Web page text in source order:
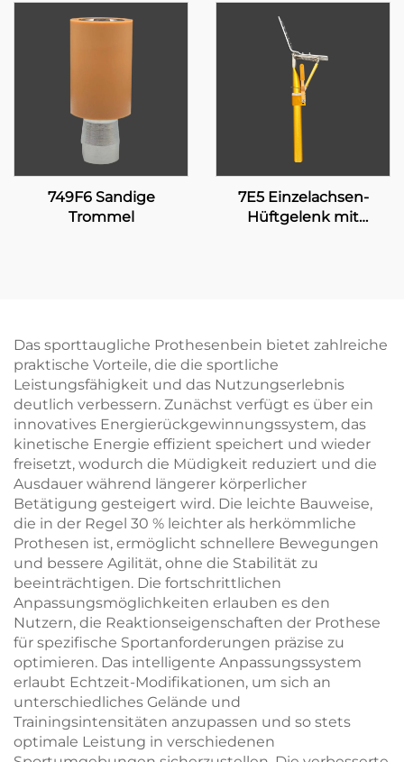
749F6 Sandige
Trommel
7E5 Einzelachsen-
Hüftgelenk mit
Das sporttaugliche Prothesenbein bietet zahlreiche
praktische Vorteile, die die sportliche
Leistungsfähigkeit und das Nutzungserlebnis
deutlich verbessern. Zunächst verfügt es über ein
innovatives Energierückgewinnungssystem, das
kinetische Energie effizient speichert und wieder
freisetzt, wodurch die Müdigkeit reduziert und die
Ausdauer während längerer körperlicher
Betätigung gesteigert wird. Die leichte Bauweise,
die in der Regel 30 % leichter als herkömmliche
Prothesen ist, ermöglicht schnellere Bewegungen
und bessere Agilität, ohne die Stabilität zu
beeinträchtigen. Die fortschrittlichen
Anpassungsmöglichkeiten erlauben es den
Nutzern, die Reaktionseigenschaften der Prothese
für spezifische Sportanforderungen präzise zu
optimieren. Das intelligente Anpassungssystem
erlaubt Echtzeit-Modifikationen, um sich an
unterschiedliches Gelände und
Trainingsintensitäten anzupassen und so stets
optimale Leistung in verschiedenen